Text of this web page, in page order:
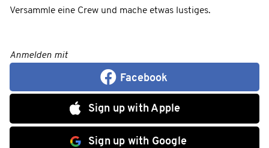
Versammle eine Crew und mache etwas lustiges.
Anmelden mit
Facebook
Sign up with Apple
Sign up with Google